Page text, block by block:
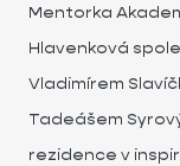
Mentorka
Hlavenková
Vladimírem
Tadeášem
rezidence v